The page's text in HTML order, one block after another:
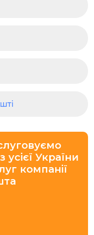
усієї України
компанії